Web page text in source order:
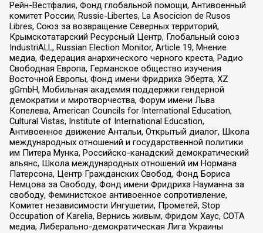
Рейн-Вестфалия, Фонд глобальной помощи, Антивоенный
комитет России, Russie-Libertes, La Asocicion de Rusos
Libres, Союз за возвращение Северных территорий,
Крымскотатарский Ресурсный Центр, Глобальный союз
IndustriALL, Russian Election Monitor, Article 19, Мнение
медиа, Федерация анархического черного креста, Радио
Свободная Европа, Германское общество изучения
Восточной Европы, Фонд имени Фридриха Эберта, XZ
gGmbH, Мобильная академия поддержки гендерной
демократии и миротворчества, Форум имени Льва
Копелева, American Councils for International Education,
Cultural Vistas, Institute of International Education,
Антивоенное движение Антальи, Открытый диалог, Школа
международных отношений и государственной политики
им Питера Мунка, Российско-канадский демократический
альянс, Школа международных отношений им Нормана
Патерсона, Центр Гражданских Свобод, Фонд Бориса
Немцова за Свободу, Фонд имени Фридриха Науманна за
свободу, Феминистское антивоенное сопротивление,
Комитет независимости Ингушетии, Прометей, Stop
Occupation of Karelia, Вернись живым, Фридом Хаус, СОТА
медиа, Либерально-демократическая Лига Украины